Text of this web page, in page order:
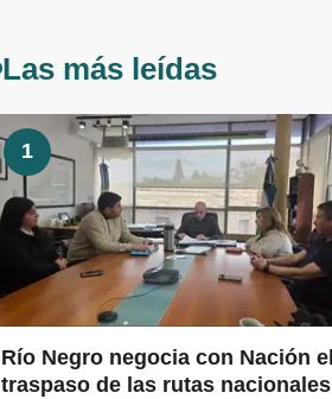
Las más leídas
1
Río Negro negocia con Nación el
traspaso de las rutas nacionales